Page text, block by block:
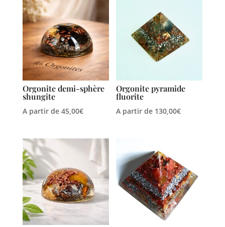
Orgonite demi-sphère
shungite
A partir de 45,00€
Orgonite pyramide
fluorite
A partir de 130,00€